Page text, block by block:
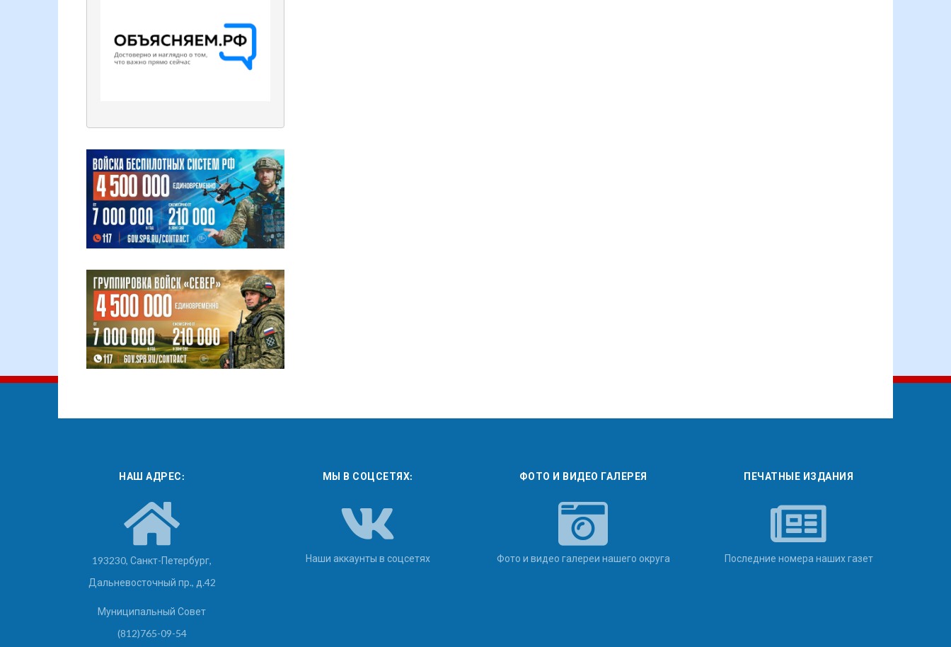
НАШ АДРЕС:
193230, Санкт-Петербург,
Дальневосточный пр., д.42
Муниципальный Совет
(812)765-09-54
МЫ В СОЦСЕТЯХ:
Наши аккаунты в соцсетях
ФОТО И ВИДЕО ГАЛЕРЕЯ
Фото и видео галереи нашего округа
ПЕЧАТНЫЕ ИЗДАНИЯ
Последние номера наших газет